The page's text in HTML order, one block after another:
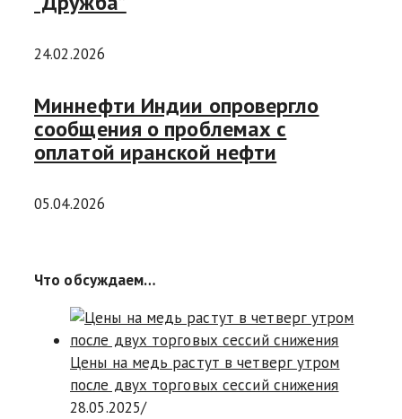
24.02.2026
Миннефти Индии опровергло
сообщения о проблемах с
оплатой иранской нефти
05.04.2026
Что обсуждаем…
Цены на медь растут в четверг утром
после двух торговых сессий снижения
28.05.2025/